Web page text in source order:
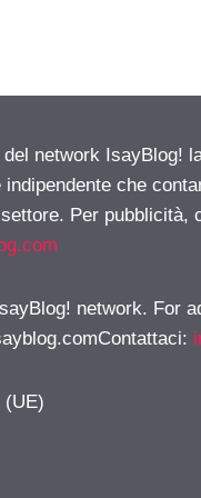
network IsayBlog!
che
Per pubblicità,
network. For
:
(UE)